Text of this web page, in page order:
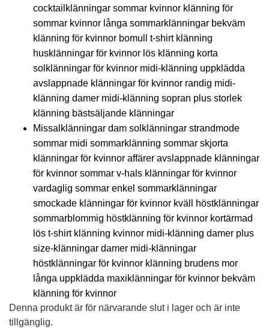
cocktailklänningar sommar kvinnor klänning för
sommar kvinnor långa sommarklänningar bekväm
klänning för kvinnor bomull t-shirt klänning
husklänningar för kvinnor lös klänning korta
solklänningar för kvinnor midi-klänning uppklädda
avslappnade klänningar för kvinnor randig midi-
klänning damer midi-klänning sopran plus storlek
klänning bästsäljande klänningar
Missalklänningar dam solklänningar strandmode
sommar midi sommarklänning sommar skjorta
klänningar för kvinnor affärer avslappnade klänningar
för kvinnor sommar v-hals klänningar för kvinnor
vardaglig sommar enkel sommarklänningar
smockade klänningar för kvinnor kväll höstklänningar
sommarblommig höstklänning för kvinnor kortärmad
lös t-shirt klänning kvinnor midi-klänning damer plus
size-klänningar damer midi-klänningar
höstklänningar för kvinnor klänning brudens mor
långa uppklädda maxiklänningar för kvinnor bekväm
klänning för kvinnor
Denna produkt är för närvarande slut i lager och är inte
tillgänglig.